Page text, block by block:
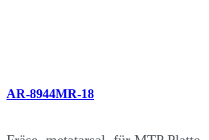
AR-8944MR-18